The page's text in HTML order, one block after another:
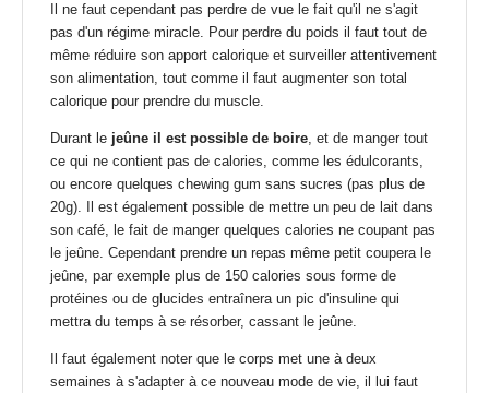
Il ne faut cependant pas perdre de vue le fait qu'il ne s'agit
pas d'un régime miracle. Pour perdre du poids il faut tout de
même réduire son apport calorique et surveiller attentivement
son alimentation, tout comme il faut augmenter son total
calorique pour prendre du muscle.
Durant le jeûne il est possible de boire, et de manger tout
ce qui ne contient pas de calories, comme les édulcorants,
ou encore quelques chewing gum sans sucres (pas plus de
20g). Il est également possible de mettre un peu de lait dans
son café, le fait de manger quelques calories ne coupant pas
le jeûne. Cependant prendre un repas même petit coupera le
jeûne, par exemple plus de 150 calories sous forme de
protéines ou de glucides entraînera un pic d'insuline qui
mettra du temps à se résorber, cassant le jeûne.
Il faut également noter que le corps met une à deux
semaines à s'adapter à ce nouveau mode de vie, il lui faut